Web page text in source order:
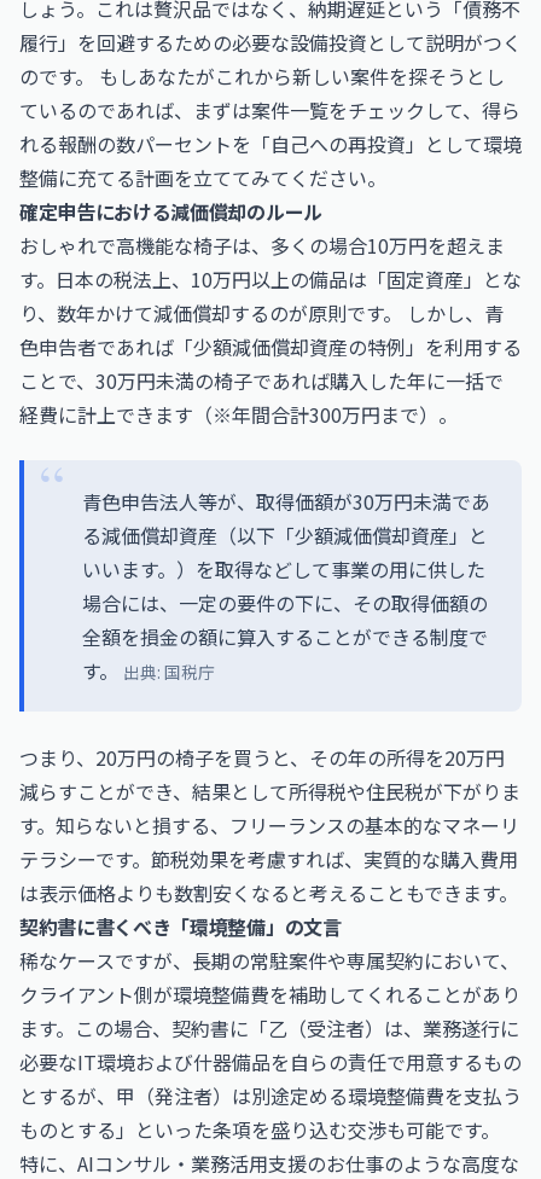
しょう。これは贅沢品ではなく、納期遅延という「債務不
履行」を回避するための必要な設備投資として説明がつく
のです。 もしあなたがこれから新しい案件を探そうとし
ているのであれば、まずは案件一覧をチェックして、得ら
れる報酬の数パーセントを「自己への再投資」として環境
整備に充てる計画を立ててみてください。
確定申告における減価償却のルール
おしゃれで高機能な椅子は、多くの場合10万円を超えま
す。日本の税法上、10万円以上の備品は「固定資産」とな
り、数年かけて減価償却するのが原則です。 しかし、青
色申告者であれば「少額減価償却資産の特例」を利用する
ことで、30万円未満の椅子であれば購入した年に一括で
経費に計上できます（※年間合計300万円まで）。
青色申告法人等が、取得価額が30万円未満であ
る減価償却資産（以下「少額減価償却資産」と
いいます。）を取得などして事業の用に供した
場合には、一定の要件の下に、その取得価額の
全額を損金の額に算入することができる制度で
す。
出典: 国税庁
つまり、20万円の椅子を買うと、その年の所得を20万円
減らすことができ、結果として所得税や住民税が下がりま
す。知らないと損する、フリーランスの基本的なマネーリ
テラシーです。節税効果を考慮すれば、実質的な購入費用
は表示価格よりも数割安くなると考えることもできます。
契約書に書くべき「環境整備」の文言
稀なケースですが、長期の常駐案件や専属契約において、
クライアント側が環境整備費を補助してくれることがあり
ます。この場合、契約書に「乙（受注者）は、業務遂行に
必要なIT環境および什器備品を自らの責任で用意するもの
とするが、甲（発注者）は別途定める環境整備費を支払う
ものとする」といった条項を盛り込む交渉も可能です。
特に、 AIコンサル・業務活用支援のお仕事のような高度な